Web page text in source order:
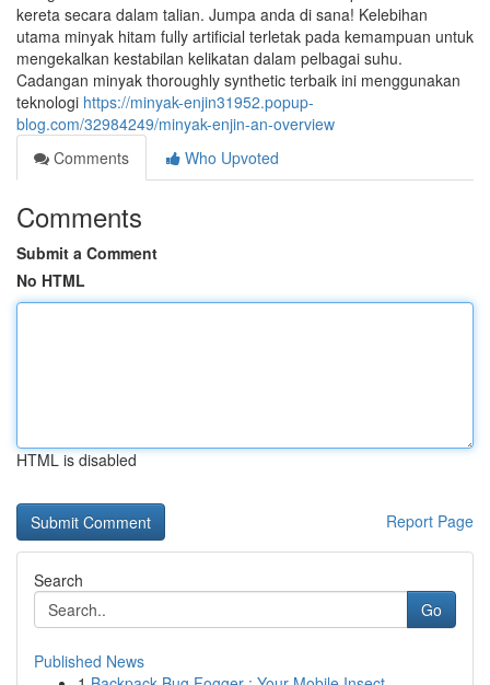
kereta secara dalam talian. Jumpa anda di sana! Kelebihan
utama minyak hitam fully artificial terletak pada kemampuan untuk
mengekalkan kestabilan kelikatan dalam pelbagai suhu.
Cadangan minyak thoroughly synthetic terbaik ini menggunakan
teknologi https://minyak-enjin31952.popup-
blog.com/32984249/minyak-enjin-an-overview
Comments
Who Upvoted
Comments
Submit a Comment
No HTML
HTML is disabled
Report Page
Search
Go
Published News